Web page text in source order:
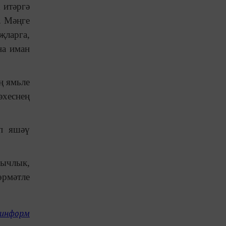
Мәңге
иман
ямьле
яшәү